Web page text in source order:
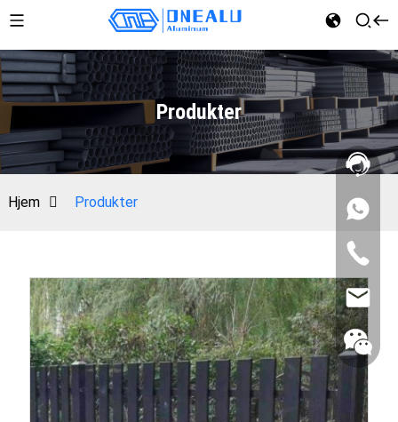
Produkter
Hjem Produkter